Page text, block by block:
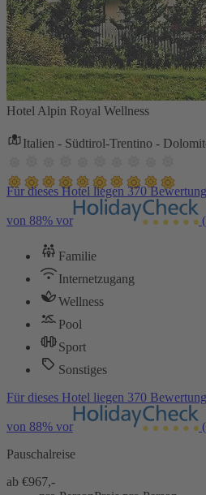
Hotel Alpin Royal Wellness
Italien - Südtirol-Trentino -
Für dieses Hotel liegen 370
von 88% vor
Familie
Internetzugang
Wellness
Pool
Sport
Sonstiges
Für dieses Hotel liegen 370
von 88% vor
Pauschalreise
ab €967,-